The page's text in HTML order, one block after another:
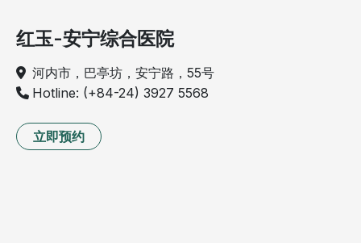
红玉-安宁综合医院
河内市，巴亭坊，安宁路，55号
Hotline: (+84-24) 3927 5568
立即预约